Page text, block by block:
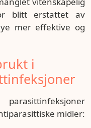
blitt erstattet av
mer effektive og
i
midler: